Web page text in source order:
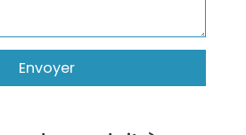
Envoyer